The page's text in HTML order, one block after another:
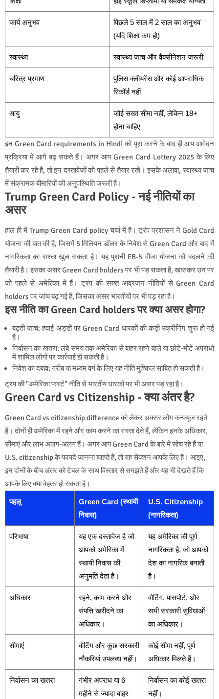
कार्य अनुभव
पिछले 5 साल में 2 साल का अनुभव
(यदि शिक्षा कम हो)
स्वास्थ्य स्वास्थ्य जांच और वैक्सीनेशन जरूरी
चरित्र प्रमाण
पुलिस क्लीयरेंस और कोई आपराधिक
रिकॉर्ड नहीं
आयु
कोई सख्त सीमा नहीं, लेकिन 18+
होना चाहिए
इन Green Card requirements in Hindi को पूरा करने के बाद ही आप आवेदन
प्रक्रिया में आगे बढ़ सकते हैं। अगर आप Green Card Lottery 2025 के लिए
तैयारी कर रहे हैं, तो इन दस्तावेजों को पहले से तैयार रखें। इसके अलावा, स्वास्थ्य जांच
में संक्रामक बीमारियों की अनुपस्थिति जरूरी है।
Trump Green Card Policy - नई नीतियों का
असर
हाल ही में Trump Green Card policy चर्चा में है। ट्रंप प्रशासन ने Gold Card
योजना की बात की है, जिसमें 5 मिलियन डॉलर के निवेश से Green Card और बाद में
नागरिकता का रास्ता खुल सकता है। यह पुरानी EB-5 वीजा योजना को बदलने की
तैयारी है। इसका असर Green Card holders पर भी पड़ सकता है, खासकर उन पर
जो पहले से अमेरिका में हैं। ट्रंप की सख्त आव्रजन नीतियों से Green Card
holders पर जांच बढ़ गई है, जिसका असर भारतीयों पर भी पड़ रहा है।
इस नीति का Green Card holders पर क्या असर होगा?
बढ़ती जांच: हवाई अड्डों पर Green Card धारकों की कड़ी स्क्रीनिंग शुरू हो गई
है।
निर्वासन का खतरा: लंबे समय तक अमेरिका से बाहर रहने वाले या छोटे-मोटे अपराधों
में शामिल लोगों पर कार्रवाई हो सकती है।
निवेश का दबाव: गरीब या मध्यम वर्ग के लिए यह नीति मुश्किल साबित हो सकती है।
ट्रंप की "अमेरिका फर्स्ट" नीति से भारतीय धारकों पर भी असर पड़ रहा है।
Green Card vs Citizenship - क्या अंतर है?
Green Card vs citizenship difference को लेकर अक्सर लोग कन्फ्यूज रहते
हैं। दोनों ही अमेरिका में रहने और काम करने का रास्ता देते हैं, लेकिन इनके अधिकार,
सीमाएं और लाभ अलग-अलग हैं। अगर आप Green Card के बारे में सोच रहे हैं या
U.S. citizenship के फायदे जानना चाहते हैं, तो यह सेक्शन आपके लिए है। आइए,
इन दोनों के बीच अंतर को टेबल के साथ विस्तार से समझते हैं और यह भी देखते हैं कि
आपके लिए क्या बेहतर हो सकता है।
पहलू
Green Card (स्थायी
निवास)
U.S. Citizenship
(नागरिकता)
परिभाषा
यह एक दस्तावेज है जो
आपको अमेरिका में
स्थायी निवास की
अनुमति देता है।
यह अमेरिका की पूर्ण
नागरिकता है, जो आपको
देश का नागरिक बनाती
है।
अधिकार
रहने, काम करने और
संपत्ति खरीदने का
अधिकार।
वोटिंग, पासपोर्ट, और
सभी सरकारी सुविधाओं
का अधिकार।
सीमाएं
वोटिंग और कुछ सरकारी
नौकरियां उपलब्ध नहीं।
कोई सीमा नहीं, पूर्ण
अधिकार मिलते हैं।
निर्वासन का खतरा
गंभीर अपराध या 6
महीने से ज्यादा बाहर
निर्वासन का कोई खतरा
नहीं।